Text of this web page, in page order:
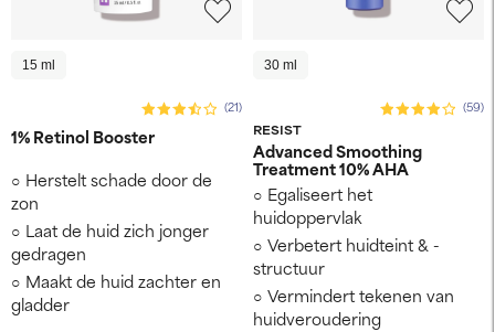
15 ml
(21)
1% Retinol Booster
Herstelt schade door de
zon
Laat de huid zich jonger
gedragen
Maakt de huid zachter en
gladder
30 ml
RESIST
(59)
Advanced Smoothing
Treatment 10% AHA
Egaliseert het
huidoppervlak
Verbetert huidteint & -
structuur
Vermindert tekenen van
huidveroudering